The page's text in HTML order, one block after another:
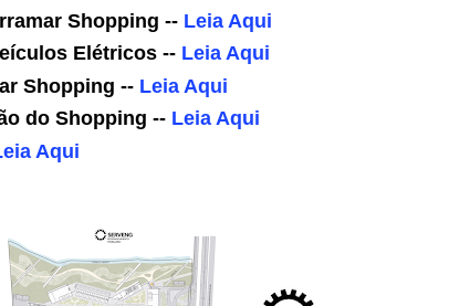
Shopping -- Leia Aqui
Elétricos -- Leia Aqui
Shopping -- Leia Aqui
do Shopping -- Leia Aqui
Aqui